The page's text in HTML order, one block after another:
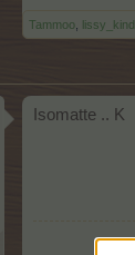
Tammoo lissy_kind
Isomatte .. K